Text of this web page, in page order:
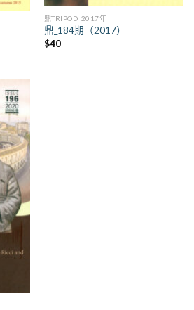
鼎TRIPOD_2017年
鼎_184期（2017）
$40